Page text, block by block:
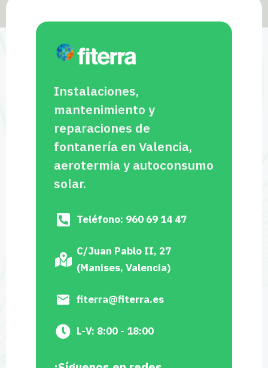
Instalaciones,
mantenimiento y
reparaciones de
fontanería en Valencia,
aerotermia y autoconsumo
solar.
Teléfono: 960 69 14 47
C/Juan Pablo II, 27
(Manises, Valencia)
fiterra@fiterra.es
L-V: 8:00 - 18:00